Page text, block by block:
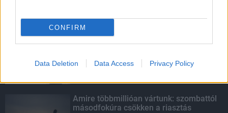
CONFIRM
Data Deletion Data Access Privacy Policy
Egyhetes országos ellenőrzést tart a
Amire többmillióan vártunk: szombattól
másodfokúra csökken a riasztás